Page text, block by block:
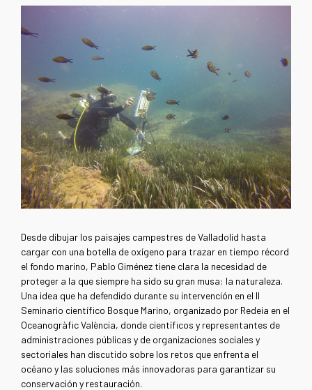
Desde dibujar los paisajes campestres de Valladolid hasta
cargar con una botella de oxígeno para trazar en tiempo récord
el fondo marino, Pablo Giménez tiene clara la necesidad de
proteger a la que siempre ha sido su gran musa: la naturaleza.
Una idea que ha defendido durante su intervención en el II
Seminario científico Bosque Marino, organizado por Redeia en el
Oceanogràfic València, donde científicos y representantes de
administraciones públicas y de organizaciones sociales y
sectoriales han discutido sobre los retos que enfrenta el
océano y las soluciones más innovadoras para garantizar su
conservación y restauración.